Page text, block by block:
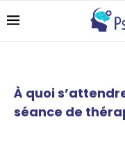
À quoi
séance de